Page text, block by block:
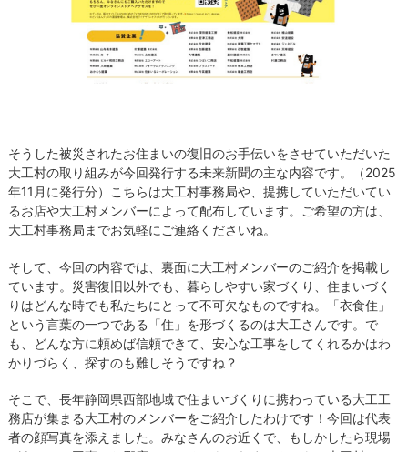
そうした被災されたお住まいの復旧のお手伝いをさせていただいた
大工村の取り組みが今回発行する未来新聞の主な内容です。（2025
年11月に発行分）こちらは大工村事務局や、提携していただいてい
るお店や大工村メンバーによって配布しています。ご希望の方は、
大工村事務局までお気軽にご連絡くださいね。
そして、今回の内容では、裏面に大工村メンバーのご紹介を掲載し
ています。災害復旧以外でも、暮らしやすい家づくり、住まいづく
りはどんな時でも私たちにとって不可欠なものですね。「衣食住」
という言葉の一つである「住」を形づくるのは大工さんです。で
も、どんな方に頼めば信頼できて、安心な工事をしてくれるかはわ
かりづらく、探すのも難しそうですね？
そこで、長年静岡県西部地域で住まいづくりに携わっている大工工
務店が集まる大工村のメンバーをご紹介したわけです！今回は代表
者の顔写真を添えました。みなさんのお近くで、もしかしたら現場